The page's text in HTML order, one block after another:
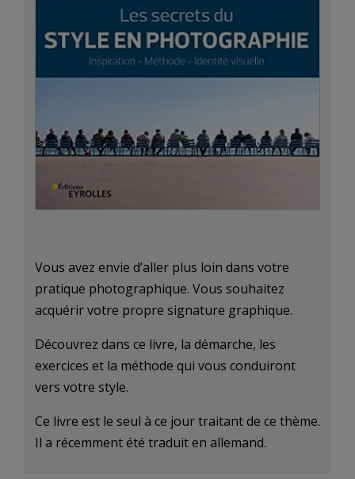
Vous avez envie d’aller plus loin dans votre
pratique photographique. Vous souhaitez
acquérir votre propre signature graphique.
Découvrez dans ce livre, la démarche, les
exercices et la méthode qui vous conduiront
vers votre style.
Ce livre est le seul à ce jour traitant de ce thème.
Il a récemment été traduit en allemand.